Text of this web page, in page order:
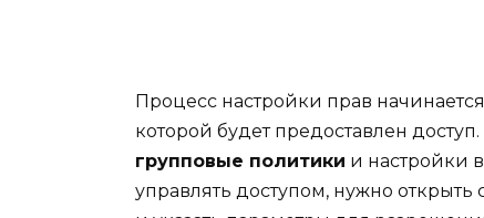
Процесс настройки прав
которой будет предоставлен
групповые политики и настройки в
управлять доступом, нужно открыть